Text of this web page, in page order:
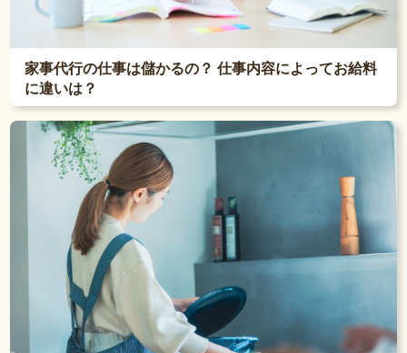
家事代行の仕事は儲かるの？ 仕事内容によってお給料
に違いは？